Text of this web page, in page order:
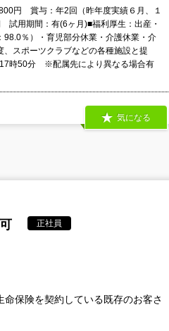
円 賞与：年2回（昨年度実績６月、１
用期間：有(6ヶ月)■福利厚生：出産・
％）・育児部分休業・介護休業・介
スポーツクラブなどの各種施設と提
17時50分 ※配属先により異なる場合有
気になる
正社員
保険を契約している既存のお客さ